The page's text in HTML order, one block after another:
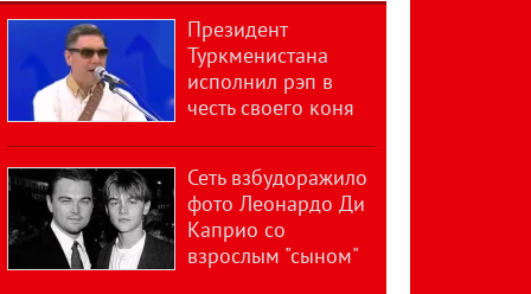
Президент
Туркменистана
исполнил рэп в
честь своего коня
Сеть взбудоражило
фото Леонардо Ди
Каприо со
взрослым "сыном"